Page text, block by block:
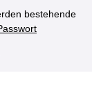
bestehende